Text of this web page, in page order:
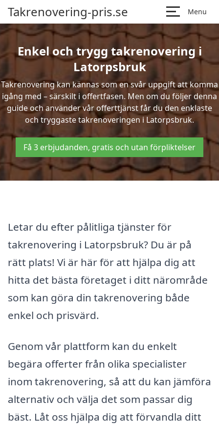
Takrenovering-pris.se Menu
Enkel och trygg takrenovering i
Latorpsbruk
Takrenovering kan kännas som en svår uppgift att komma
igång med – särskilt i offertfasen. Men om du följer denna
guide och använder vår offerttjänst får du den enklaste
och tryggaste takrenoveringen i Latorpsbruk.
Få 3 erbjudanden, gratis och utan förpliktelser
Letar du efter pålitliga tjänster för
takrenovering i Latorpsbruk? Du är på
rätt plats! Vi är här för att hjälpa dig att
hitta det bästa företaget i ditt närområde
som kan göra din takrenovering både
enkel och prisvärd.
Genom vår plattform kan du enkelt
begära offerter från olika specialister
inom takrenovering, så att du kan jämföra
alternativ och välja det som passar dig
bäst. Låt oss hjälpa dig att förvandla ditt